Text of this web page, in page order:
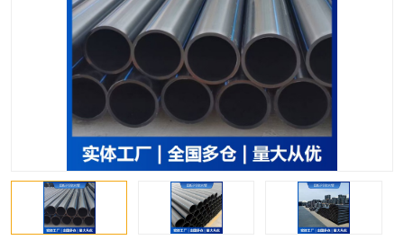
联塑PE管 联塑家装红蓝线管